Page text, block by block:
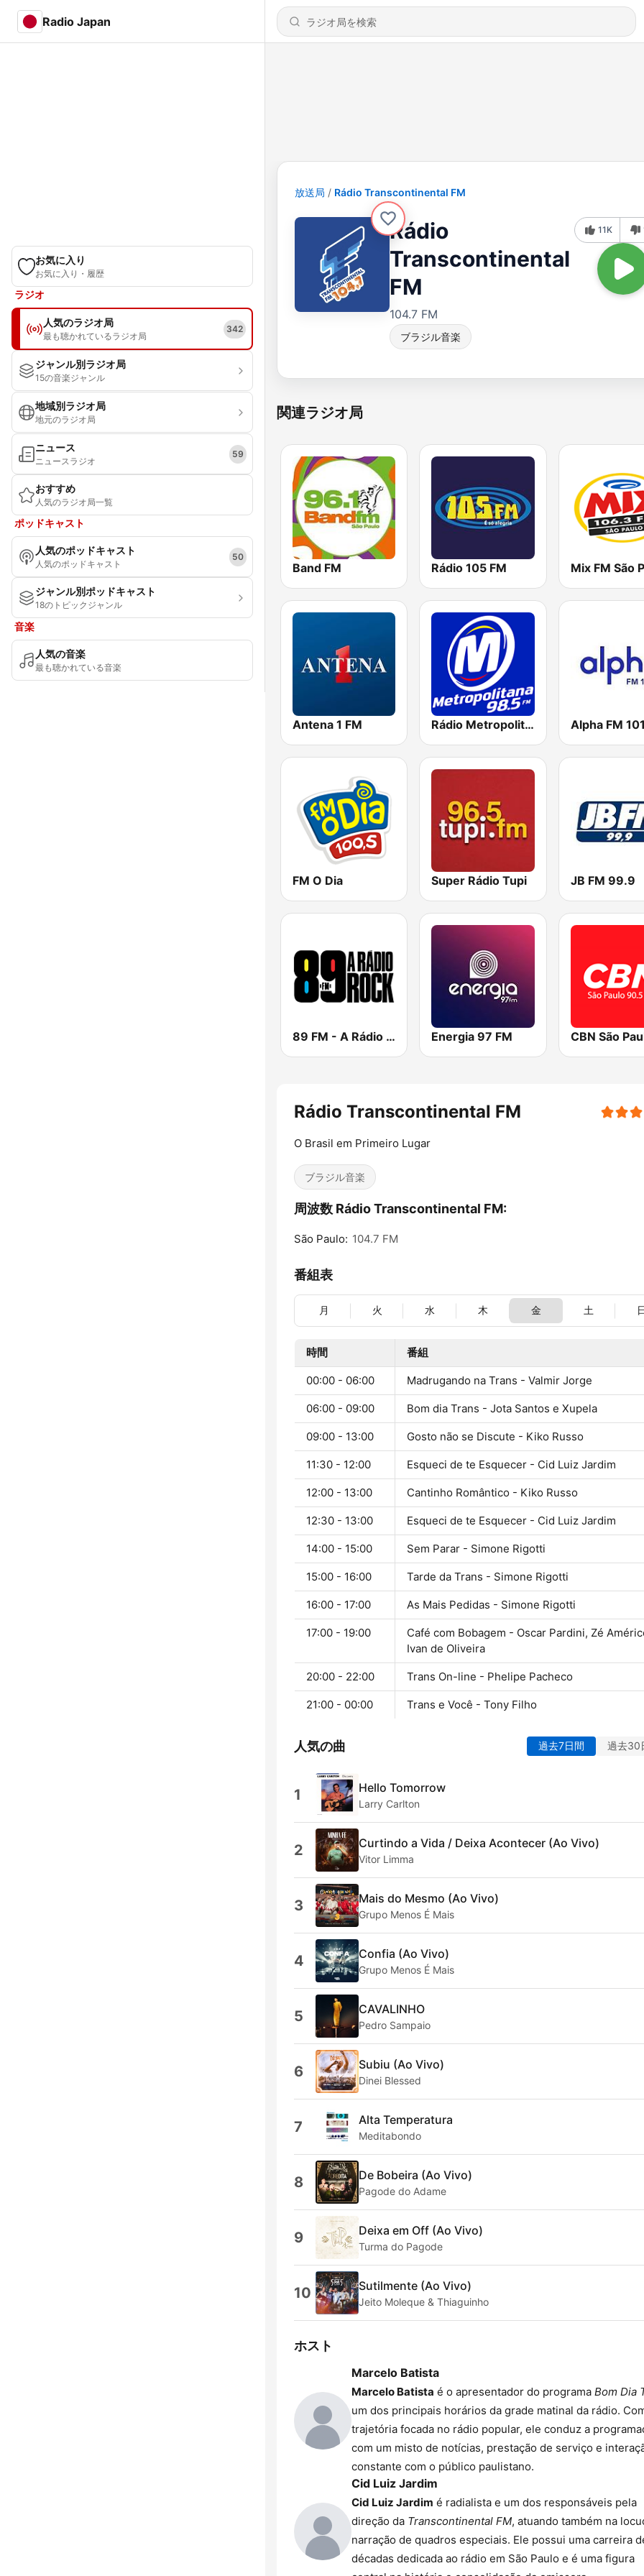
Radio Japan
お気に入り
お気に入り・履歴
ラジオ
人気のラジオ局
最も聴かれているラジオ局
342
ジャンル別ラジオ局
15の音楽ジャンル
地域別ラジオ局
地元のラジオ局
ニュース
ニュースラジオ
59
おすすめ
人気のラジオ局一覧
ポッドキャスト
人気のポッドキャスト
人気のポッドキャスト
50
ジャンル別ポッドキャスト
18のトピックジャンル
音楽
人気の音楽
最も聴かれている音楽
放送局 Rádio Transcontinental FM
Rádio
Transcontinental
FM
104.7 FM
ブラジル音楽
11K
関連ラジオ局
Band FM Rádio 105 FM Mix FM São
Antena 1 FM Rádio Metropolitana 98.5 FM Alpha FM
FM O Dia Super Rádio Tupi JB FM 99.9
89 FM - A Rádio Rock Energia 97 FM CBN São
Rádio Transcontinental FM
O Brasil em Primeiro Lugar
ブラジル音楽
周波数 Rádio Transcontinental FM:
São Paulo: 104.7 FM
番組表
月 火 水 木 金 土
時間 番組
00:00 - 06:00 Madrugando na Trans - Valmir Jorge
06:00 - 09:00 Bom dia Trans - Jota Santos e Xupela
09:00 - 13:00 Gosto não se Discute - Kiko Russo
11:30 - 12:00 Esqueci de te Esquecer - Cid Luiz Jardim
12:00 - 13:00 Cantinho Romântico - Kiko Russo
12:30 - 13:00 Esqueci de te Esquecer - Cid Luiz Jardim
14:00 - 15:00 Sem Parar - Simone Rigotti
15:00 - 16:00 Tarde da Trans - Simone Rigotti
16:00 - 17:00 As Mais Pedidas - Simone Rigotti
17:00 - 19:00
Café com Bobagem - Oscar Pardini, Zé
Ivan de Oliveira
20:00 - 22:00 Trans On-line - Phelipe Pacheco
21:00 - 00:00 Trans e Você - Tony Filho
人気の曲 過去7日間 過去30
1 Hello Tomorrow
Larry Carlton
2 Curtindo a Vida / Deixa Acontecer (Ao Vivo)
Vitor Limma
3 Mais do Mesmo (Ao Vivo)
Grupo Menos É Mais
4 Confia (Ao Vivo)
Grupo Menos É Mais
5 CAVALINHO
Pedro Sampaio
6 Subiu (Ao Vivo)
Dinei Blessed
7 Alta Temperatura
Meditabondo
8 De Bobeira (Ao Vivo)
Pagode do Adame
9 Deixa em Off (Ao Vivo)
Turma do Pagode
10 Sutilmente (Ao Vivo)
Jeito Moleque & Thiaguinho
ホスト
Marcelo Batista
Marcelo Batista é o apresentador do programa Bom Dia
um dos principais horários da grade matinal da rádio.
trajetória focada no rádio popular, ele conduz a
com um misto de notícias, prestação de serviço e
constante com o público paulistano.
Cid Luiz Jardim
Cid Luiz Jardim é radialista e um dos responsáveis pela
direção da Transcontinental FM, atuando também na
narração de quadros especiais. Ele possui uma carreira
décadas dedicada ao rádio em São Paulo e é uma figura